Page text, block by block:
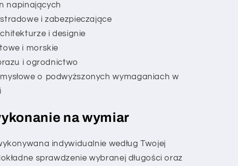
napinających
i zabezpieczające
i designie
i morskie
i ogrodnictwo
o podwyższonych wymaganiach w
na wymiar
indywidualnie według Twojej
sprawdzenie wybranej długości oraz